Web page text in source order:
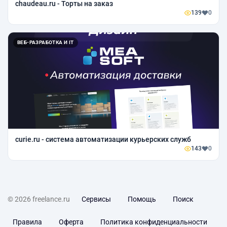
chaudeau.ru - Торты на заказ
139 0
ВЕБ-РАЗРАБОТКА И IT
curie.ru - система автоматизации курьерских служб
143 0
© 2026 freelance.ru Сервисы Помощь Поиск
Правила Оферта Политика конфиденциальности